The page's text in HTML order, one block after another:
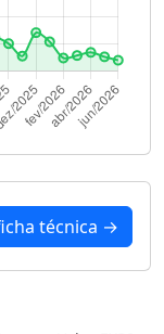
técnica →